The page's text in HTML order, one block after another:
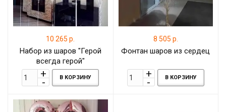
10 265 р.
Набор из шаров "Герой
всегда герой"
В КОРЗИНУ
8 505 р.
Фонтан шаров из сердец
В КОРЗИНУ